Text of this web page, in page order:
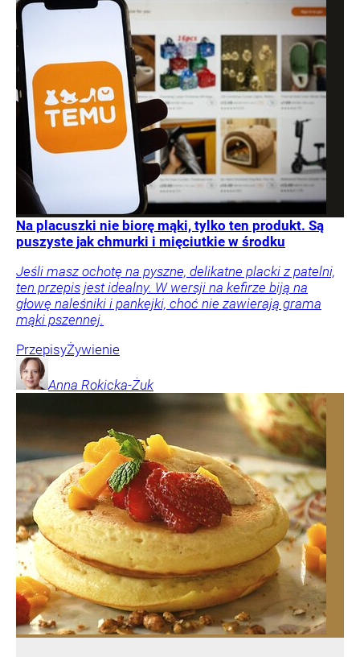
Na placuszki nie biorę mąki, tylko ten produkt. Są
puszyste jak chmurki i mięciutkie w środku
Jeśli masz ochotę na pyszne, delikatne placki z patelni,
ten przepis jest idealny. W wersji na kefirze biją na
głowę naleśniki i pankejki, choć nie zawierają grama
mąki pszennej.
PrzepisyŻywienie
Anna Rokicka-Żuk